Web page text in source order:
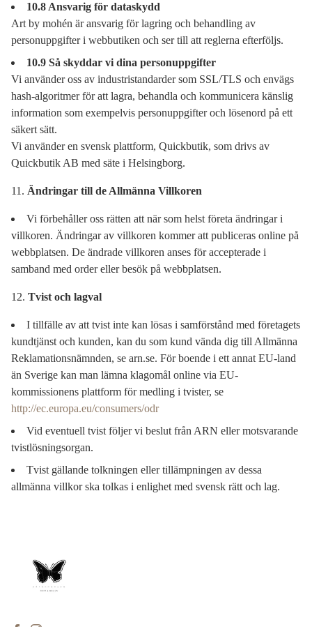
10.8 Ansvarig för dataskydd
Art by mohén är ansvarig för lagring och behandling av
personuppgifter i webbutiken och ser till att reglerna efterföljs.
10.9 Så skyddar vi dina personuppgifter
Vi använder oss av industristandarder som SSL/TLS och envägs
hash-algoritmer för att lagra, behandla och kommunicera känslig
information som exempelvis personuppgifter och lösenord på ett
säkert sätt.
Vi använder en svensk plattform, Quickbutik, som drivs av
Quickbutik AB med säte i Helsingborg.
Ändringar till de Allmänna Villkoren
Vi förbehåller oss rätten att när som helst företa ändringar i
villkoren. Ändringar av villkoren kommer att publiceras online på
webbplatsen. De ändrade villkoren anses för accepterade i
samband med order eller besök på webbplatsen.
Tvist och lagval
I tillfälle av att tvist inte kan lösas i samförstånd med företagets
kundtjänst och kunden, kan du som kund vända dig till Allmänna
Reklamationsnämnden, se arn.se. För boende i ett annat EU-land
än Sverige kan man lämna klagomål online via EU-
kommissionens plattform för medling i tvister, se
http://ec.europa.eu/consumers/odr
Vid eventuell tvist följer vi beslut från ARN eller motsvarande
tvistlösningsorgan.
Tvist gällande tolkningen eller tillämpningen av dessa
allmänna villkor ska tolkas i enlighet med svensk rätt och lag.